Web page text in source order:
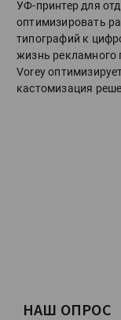
УФ-принтер для
оптимизировать
типографий к
жизнь рекламного
Vorey
кастомизация
НАШ ОПРОС